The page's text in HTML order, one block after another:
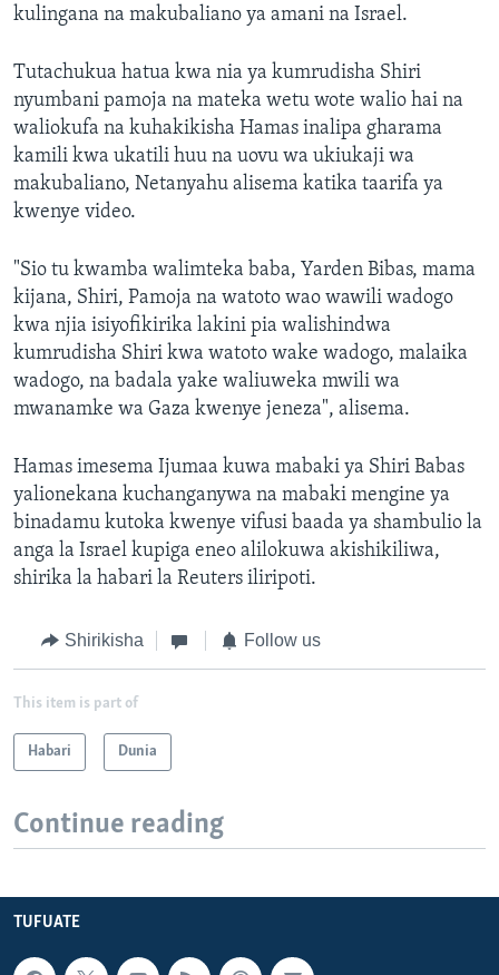
kulingana na makubaliano ya amani na Israel.
Tutachukua hatua kwa nia ya kumrudisha Shiri
nyumbani pamoja na mateka wetu wote walio hai na
waliokufa na kuhakikisha Hamas inalipa gharama
kamili kwa ukatili huu na uovu wa ukiukaji wa
makubaliano, Netanyahu alisema katika taarifa ya
kwenye video.
"Sio tu kwamba walimteka baba, Yarden Bibas, mama
kijana, Shiri, Pamoja na watoto wao wawili wadogo
kwa njia isiyofikirika lakini pia walishindwa
kumrudisha Shiri kwa watoto wake wadogo, malaika
wadogo, na badala yake waliuweka mwili wa
mwanamke wa Gaza kwenye jeneza", alisema.
Hamas imesema Ijumaa kuwa mabaki ya Shiri Babas
yalionekana kuchanganywa na mabaki mengine ya
binadamu kutoka kwenye vifusi baada ya shambulio la
anga la Israel kupiga eneo alilokuwa akishikiliwa,
shirika la habari la Reuters iliripoti.
Shirikisha Follow us
This item is part of
Habari Dunia
Continue reading
TUFUATE